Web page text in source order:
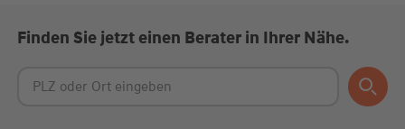
Finden Sie jetzt einen Berater in Ihrer Nähe.